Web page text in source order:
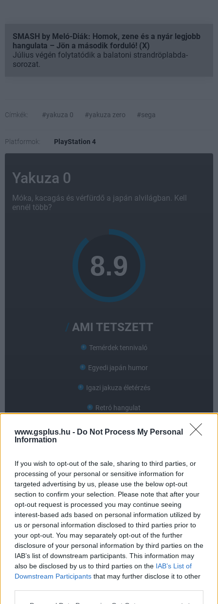
www.gsplus.hu - Do Not Process My Personal
Information
If you wish to opt-out of the sale, sharing to third parties, or
processing of your personal or sensitive information for
targeted advertising by us, please use the below opt-out
section to confirm your selection. Please note that after your
opt-out request is processed you may continue seeing
interest-based ads based on personal information utilized by
us or personal information disclosed to third parties prior to
your opt-out. You may separately opt-out of the further
disclosure of your personal information by third parties on the
IAB’s list of downstream participants. This information may
also be disclosed by us to third parties on the IAB’s List of
Downstream Participants that may further disclose it to other
SMASH by Meló-Diák: Homok, zene és a nyár legjobb
hangulata – Jön a második forduló! (X)
Július végén folytatódik a balatoni strandröplabda-
sorozat.
Címkék: #yakuza 0 #yakuza zero #sega
Platformok: PlayStation 4
Yakuza 0
Móka, kacagás és vérfürdő a japán alvilágban. Kell
ennél több?
AMI TETSZETT
Temérdek tennivaló
Egyedi japán humor
Igazi jakuza életérzés
Retró hangulat
AMI NEM TETSZETT
Idejétmúlt grafika
Apróbb gondok harcrendszerben
Nyugati játékosnak túlzottan szokatlan lehet